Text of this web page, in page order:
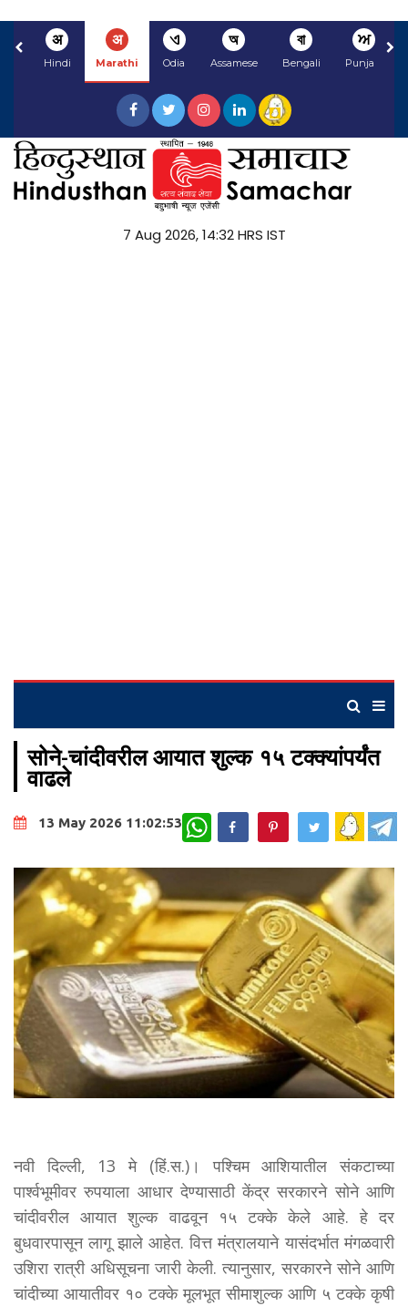
अ
Hindi
अ
Marathi
ଏ
Odia
অ
Assamese
বা
Bengali
ਅ
Punjabi
7 Aug 2026, 14:32 HRS IST
सोने-चांदीवरील आयात शुल्क १५ टक्क्यांपर्यंत
वाढले
13 May 2026 11:02:53 WhatsApp
नवी दिल्ली, 13 मे (हिं.स.)। पश्चिम आशियातील संकटाच्या
पार्श्वभूमीवर रुपयाला आधार देण्यासाठी केंद्र सरकारने सोने आणि
चांदीवरील आयात शुल्क वाढवून १५ टक्के केले आहे. हे दर
बुधवारपासून लागू झाले आहेत. वित्त मंत्रालयाने यासंदर्भात मंगळवारी
उशिरा रात्री अधिसूचना जारी केली. त्यानुसार, सरकारने सोने आणि
चांदीच्या आयातीवर १० टक्के मूलभूत सीमाशुल्क आणि ५ टक्के कृषी